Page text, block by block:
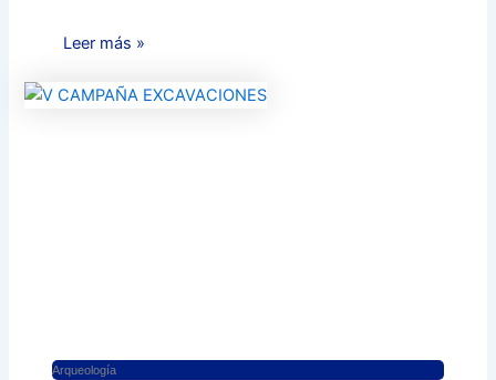
Leer más »
Arqueología